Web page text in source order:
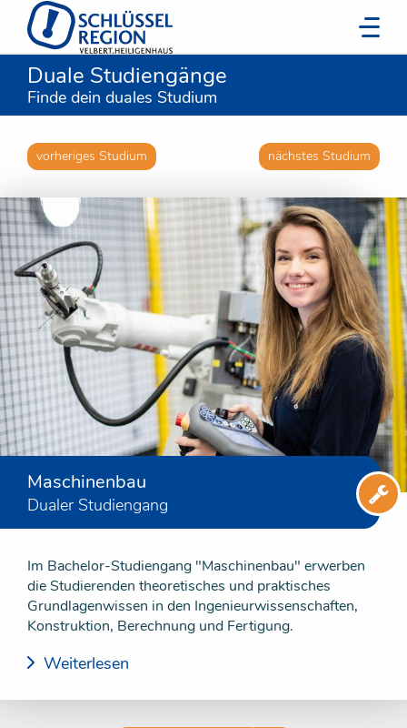
Duale Studiengänge
Finde dein duales Studium
vorheriges Studium nächstes Studium
Maschinenbau
Dualer Studiengang
Im Bachelor-Studiengang "Maschinenbau" erwerben
die Studierenden theoretisches und praktisches
Grundlagenwissen in den Ingenieurwissenschaften,
Konstruktion, Berechnung und Fertigung.
Weiterlesen